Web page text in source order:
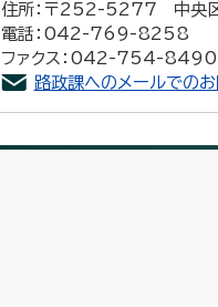
住所：〒252-5277 中央
電話：042-769-8258
ファクス：042-754-8490
路政課へのメールでの